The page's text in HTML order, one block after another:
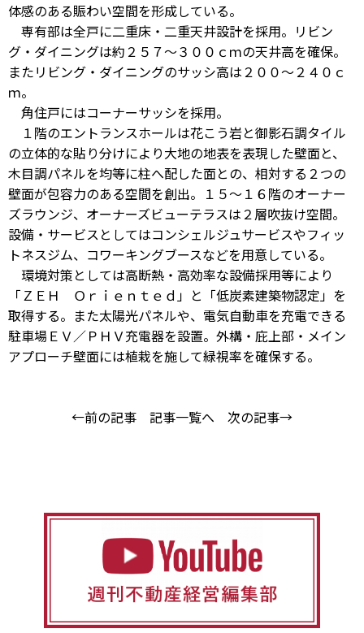
体感のある賑わい空間を形成している。
専有部は全戸に二重床・二重天井設計を採用。リビン
グ・ダイニングは約２５７～３００ｃｍの天井高を確保。
またリビング・ダイニングのサッシ高は２００～２４０ｃ
ｍ。
角住戸にはコーナーサッシを採用。
１階のエントランスホールは花こう岩と御影石調タイル
の立体的な貼り分けにより大地の地表を表現した壁面と、
木目調パネルを均等に柱へ配した面との、相対する２つの
壁面が包容力のある空間を創出。１５～１６階のオーナー
ズラウンジ、オーナーズビューテラスは２層吹抜け空間。
設備・サービスとしてはコンシェルジュサービスやフィッ
トネスジム、コワーキングブースなどを用意している。
環境対策としては高断熱・高効率な設備採用等により
「ＺＥＨ Ｏｒｉｅｎｔｅｄ」と「低炭素建築物認定」を
取得する。また太陽光パネルや、電気自動車を充電できる
駐車場ＥＶ／ＰＨＶ充電器を設置。外構・庇上部・メイン
アプローチ壁面には植栽を施して緑視率を確保する。
←前の記事 記事一覧へ 次の記事→